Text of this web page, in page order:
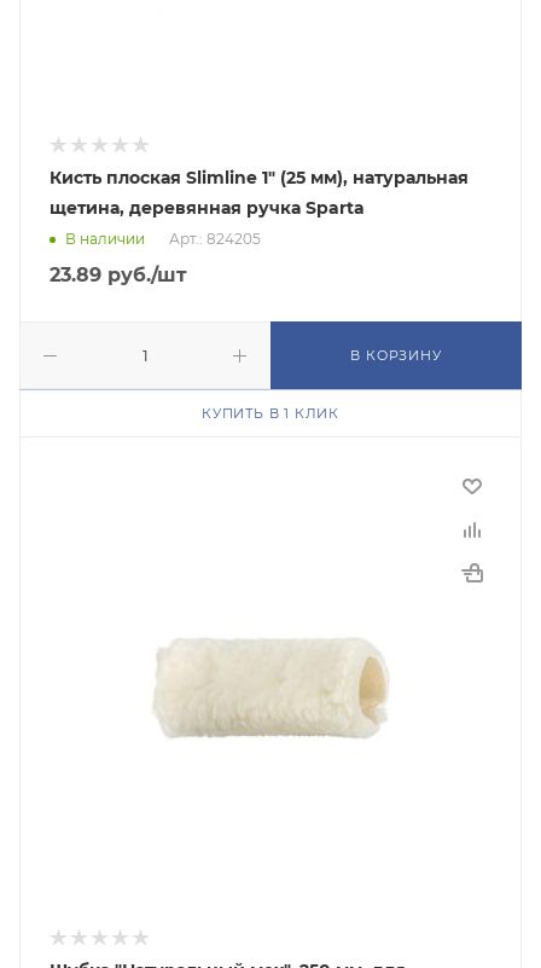
Кисть плоская Slimline 1" (25 мм), натуральная
щетина, деревянная ручка Sparta
В наличии Арт.: 824205
23.89 руб./шт
В КОРЗИНУ
КУПИТЬ В 1 КЛИК